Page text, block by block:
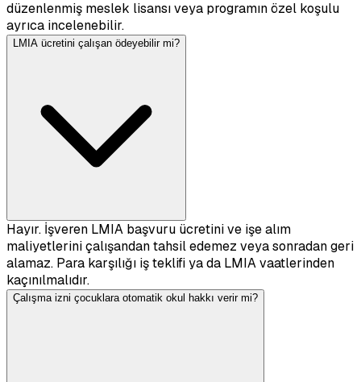
düzenlenmiş meslek lisansı veya programın özel koşulu
ayrıca incelenebilir.
LMIA ücretini çalışan ödeyebilir mi?
Hayır. İşveren LMIA başvuru ücretini ve işe alım
maliyetlerini çalışandan tahsil edemez veya sonradan geri
alamaz. Para karşılığı iş teklifi ya da LMIA vaatlerinden
kaçınılmalıdır.
Çalışma izni çocuklara otomatik okul hakkı verir mi?